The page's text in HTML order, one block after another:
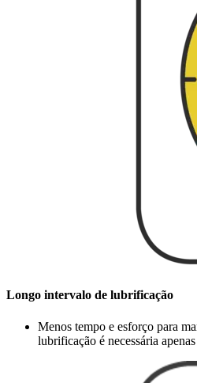
Longo intervalo de lubrificação
Menos tempo e esforço para
lubrificação é necessária